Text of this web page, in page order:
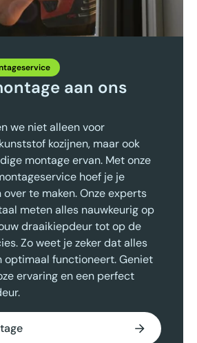
aan ons
we niet alleen voor
kozijnen, maar ook
montage ervan. Met onze
hoef je je
over te maken. Onze experts
meten alles nauwkeurig op
draaikiepdeur tot op de
Zo weet je zeker dat alles
optimaal functioneert. Geniet
ervaring en een perfect